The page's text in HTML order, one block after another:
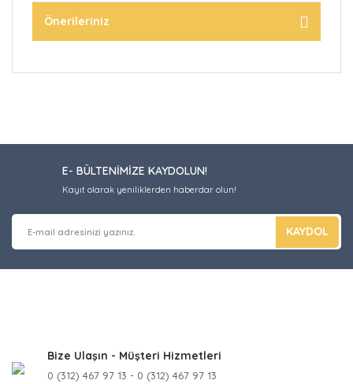
Önerileriniz
E- BÜLTENİMİZE KAYDOLUN!
Kayıt olarak yeniliklerden haberdar olun!
KAYDOL
Bize Ulaşın - Müşteri Hizmetleri
0 (312) 467 97 13 - 0 (312) 467 97 13